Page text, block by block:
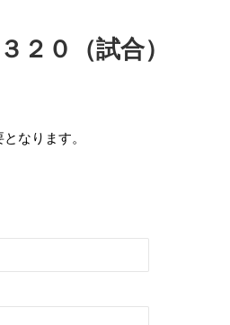
２０（試合）
なります。